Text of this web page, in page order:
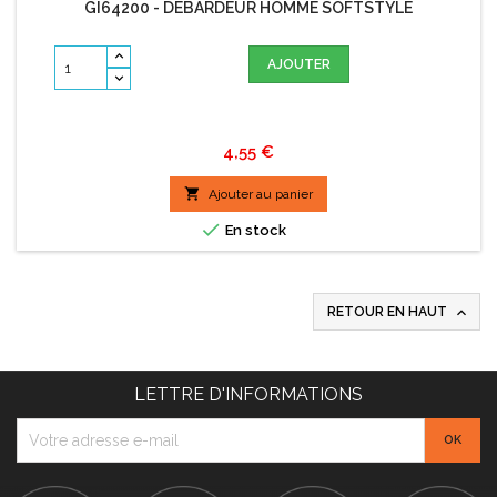
GI64200 - DÉBARDEUR HOMME SOFTSTYLE
AJOUTER
Prix
4,55 €
 Ajouter au panier
 En stock
RETOUR EN HAUT 
LETTRE D'INFORMATIONS